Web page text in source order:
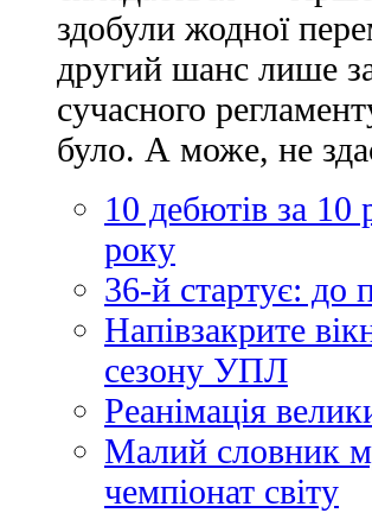
здобули жодної
другий шанс лише
сучасного
було. А може, не
10 дебютів за 10
року
36-й стартує: до
Напівзакрите
сезону УПЛ
Реанімація
Малий словник
чемпіонат світу